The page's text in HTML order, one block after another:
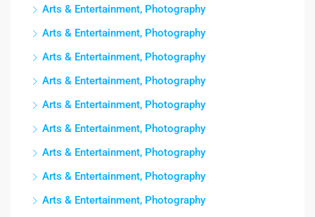
Arts & Entertainment, Photography
Arts & Entertainment, Photography
Arts & Entertainment, Photography
Arts & Entertainment, Photography
Arts & Entertainment, Photography
Arts & Entertainment, Photography
Arts & Entertainment, Photography
Arts & Entertainment, Photography
Arts & Entertainment, Photography